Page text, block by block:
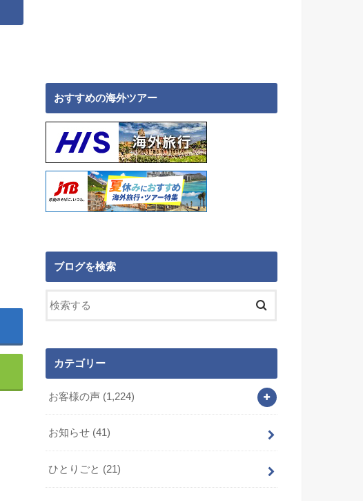
おすすめの海外ツアー
ブログを検索
カテゴリー
お客様の声 (1,224)
お知らせ (41)
ひとりごと (21)